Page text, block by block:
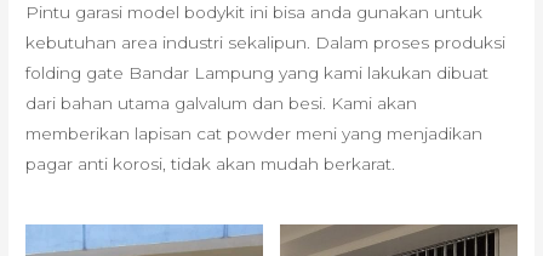
Pintu garasi model bodykit ini bisa anda gunakan untuk
kebutuhan area industri sekalipun. Dalam proses produksi
folding gate Bandar Lampung yang kami lakukan dibuat
dari bahan utama galvalum dan besi. Kami akan
memberikan lapisan cat powder meni yang menjadikan
pagar anti korosi, tidak akan mudah berkarat.